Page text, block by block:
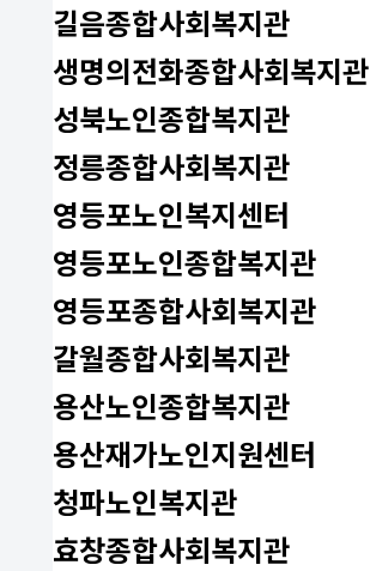
길음종합사회복지관
생명의전화종합사회복지관
성북노인종합복지관
정릉종합사회복지관
영등포노인복지센터
영등포노인종합복지관
영등포종합사회복지관
갈월종합사회복지관
용산노인종합복지관
용산재가노인지원센터
청파노인복지관
효창종합사회복지관